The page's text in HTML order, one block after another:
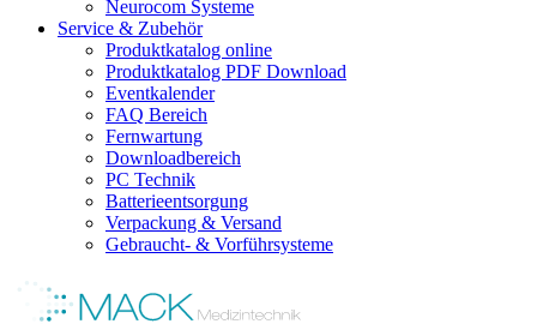
Neurocom Systeme
Service & Zubehör
Produktkatalog online
Produktkatalog PDF Download
Eventkalender
FAQ Bereich
Fernwartung
Downloadbereich
PC Technik
Batterieentsorgung
Verpackung & Versand
Gebraucht- & Vorführsysteme